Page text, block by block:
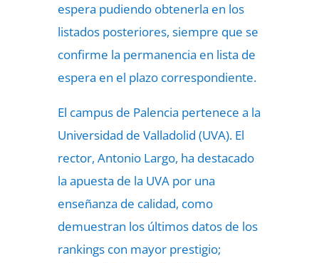
espera pudiendo obtenerla en los
listados posteriores, siempre que se
confirme la permanencia en lista de
espera en el plazo correspondiente.
El campus de Palencia pertenece a la
Universidad de Valladolid (UVA). El
rector, Antonio Largo, ha destacado
la apuesta de la UVA por una
enseñanza de calidad, como
demuestran los últimos datos de los
rankings con mayor prestigio;